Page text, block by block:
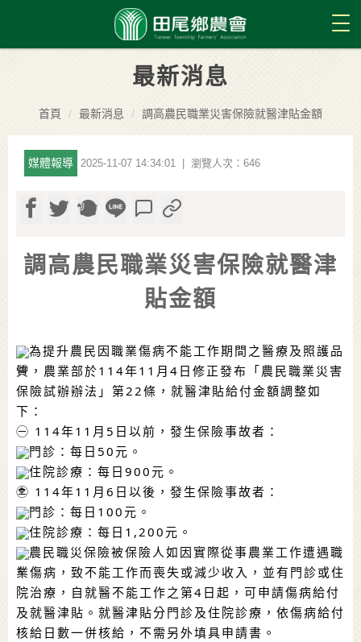
最新消息
首頁 最新消息 調高農民職業災害保險就醫津貼金額
媒體報導 2025-11-07 14:34:01 | 瀏覽人次：646
調高農民職業災害保險就醫津
貼金額
為提升農民因職業傷病不能工作期間之醫療及照護品
質，農業部於114年11月4日修正發布「農民職業災害
保險試辦辦法」第22條，就醫津貼給付金額調整如
下：
㊀ 114年11月5日以前，發生保險事故者：
門診：每日50元。
住院診療：每日900元。
㊁ 114年11月6日以後，發生保險事故者：
門診：每日100元。
住院診療：每日1,200元。
農民職災保險被保險人如因實際從事農業工作遭遇職
業傷病，致不能工作而喪失或減少收入，並有門診或住
院治療，自就醫不能工作之第4日起，可申請傷病給付
及就醫津貼。就醫津貼分門診及住院診療，依傷病給付
核給日數一併核給，不需另外填具申請書。